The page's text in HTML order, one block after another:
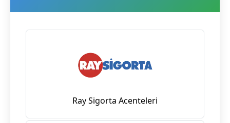
Ray Sigorta Acenteleri